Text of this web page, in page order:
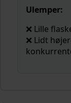
Ulemper:
❌ Lille
❌ Lidt